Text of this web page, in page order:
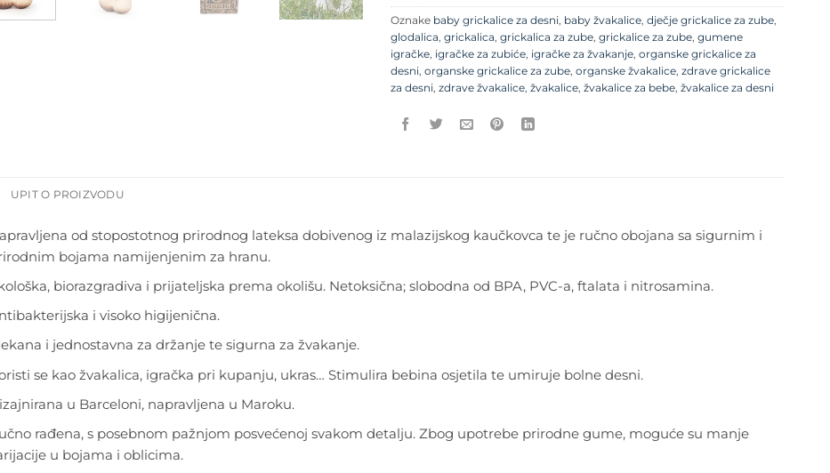
Oznake baby grickalice za desni baby žvakalice dječje grickalice za zube
glodalica grickalica grickalica za zube grickalice za zube gumene
igračke igračke za zubiće igračke za žvakanje organske grickalice za
desni organske grickalice za zube organske žvakalice zdrave grickalice
za desni zdrave žvakalice žvakalice žvakalice za bebe žvakalice za desni
UPIT O PROIZVODU
od stopostotnog prirodnog lateksa dobivenog iz malazijskog kaučkovca te je ručno obojana sa sigurnim i
bojama namijenjenim za hranu.
biorazgradiva i prijateljska prema okolišu. Netoksična; slobodna od BPA, PVC-a, ftalata i nitrosamina.
i visoko higijenična.
i jednostavna za držanje te sigurna za žvakanje.
se kao žvakalica, igračka pri kupanju, ukras… Stimulira bebina osjetila te umiruje bolne desni.
u Barceloni, napravljena u Maroku.
rađena, s posebnom pažnjom posvećenoj svakom detalju. Zbog upotrebe prirodne gume, moguće su manje
u bojama i oblicima.